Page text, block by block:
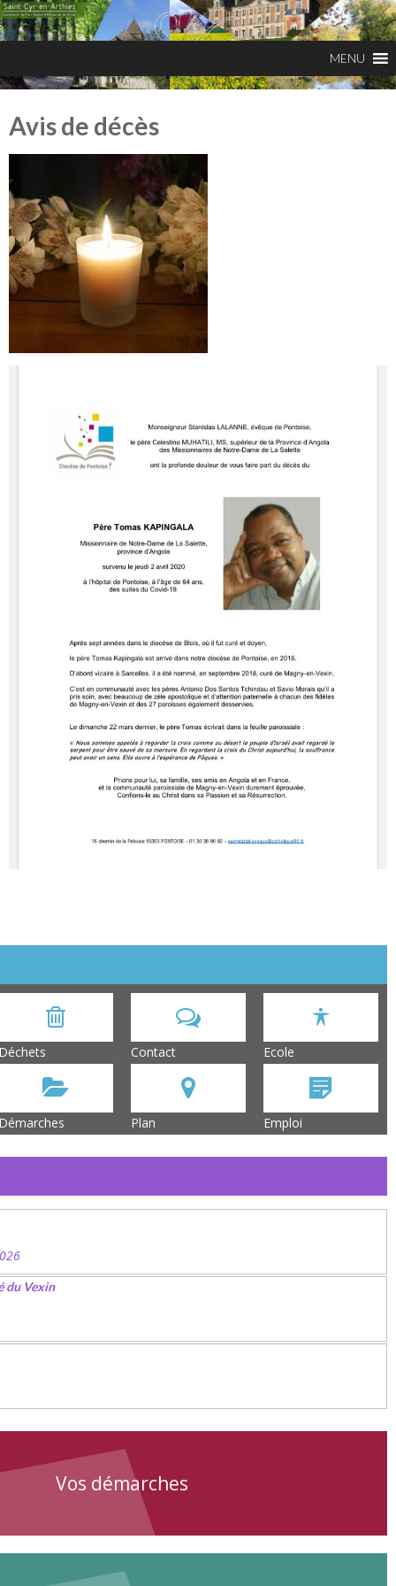
Avis de décès
Contact Ecole
Plan Emploi
du Vexin
Vos démarches